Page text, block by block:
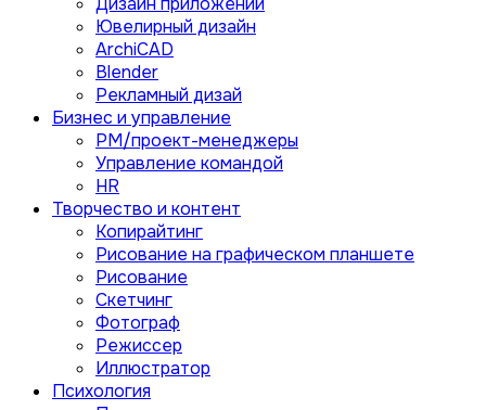
Ювелирный дизайн
ArchiCAD
Blender
Рекламный дизай
Бизнес и управление
PM/проект-менеджеры
Управление командой
HR
Творчество и контент
Копирайтинг
Рисование на графическом планшете
Рисование
Скетчинг
Фотограф
Режиссер
Иллюстратор
Психология